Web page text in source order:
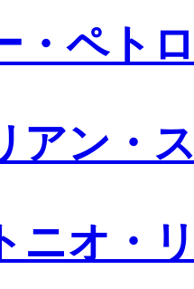
・ペト
アン・
ニオ・